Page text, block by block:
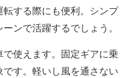
する際にも便利。シンプ
ンで活躍するでしょう。
使えます。固定ギアに乗
す。軽いし風を通さない